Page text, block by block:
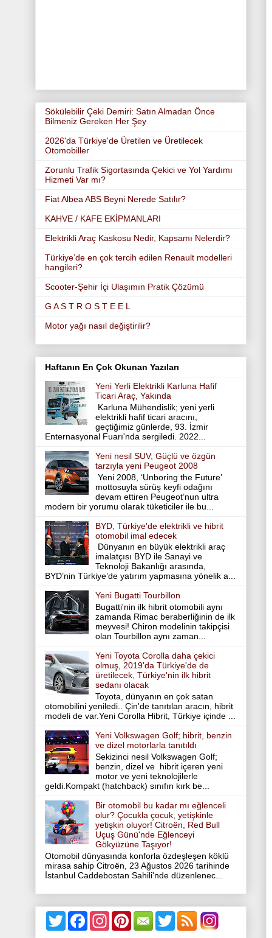
Sökülebilir Çeki Demiri: Satın Almadan Önce
Bilmeniz Gereken Her Şey
2026'da Türkiye'de Üretilen ve Üretilecek
Otomobiller
Zorunlu Trafik Sigortasında Çekici ve Yol Yardımı
Hizmeti Var mı?
Fiat Albea ABS Beyni Nerede Satılır?
KAHVE / KAFE EKİPMANLARI
Elektrikli Araç Kaskosu Nedir, Kapsamı Nelerdir?
Türkiye’de en çok tercih edilen Renault modelleri
hangileri?
Scooter-Şehir İçi Ulaşımın Pratik Çözümü
G A S T R O S T E E L
Motor yağı nasıl değiştirilir?
Haftanın En Çok Okunan Yazıları
Yeni Yerli Elektrikli Karluna Hafif
Ticari Araç, Yakında
Karluna Mühendislik; yeni yerli
elektrikli hafif ticari aracını,
geçtiğimiz günlerde, 93. İzmir
Enternasyonal Fuarı'nda sergiledi. 2022...
Yeni nesil SUV; Güçlü ve özgün
tarzıyla yeni Peugeot 2008
Yeni 2008, ‘Unboring the Future’
mottosuyla sürüş keyfi odağını
devam ettiren Peugeot’nun ultra
modern bir yorumu olarak tüketiciler ile bu...
BYD, Türkiye'de elektrikli ve hibrit
otomobil imal edecek
Dünyanın en büyük elektrikli araç
imalatçısı BYD ile Sanayi ve
Teknoloji Bakanlığı arasında,
BYD’nin Türkiye’de yatırım yapmasına yönelik a...
Yeni Bugatti Tourbillon
Bugatti'nin ilk hibrit otomobili aynı
zamanda Rimac beraberliğinin de ilk
meyvesi! Chiron modelinin takipçisi
olan Tourbillon aynı zaman...
Yeni Toyota Corolla daha çekici
olmuş, 2019'da Türkiye'de de
üretilecek, Türkiye'nin ilk hibrit
sedanı olacak
Toyota, dünyanın en çok satan
otomobilini yeniledi.. Çin'de tanıtılan aracın, hibrit
modeli de var.Yeni Corolla Hibrit, Türkiye içinde ...
Yeni Volkswagen Golf; hibrit, benzin
ve dizel motorlarla tanıtıldı
Sekizinci nesil Volkswagen Golf;
benzin, dizel ve hibrit içeren yeni
motor ve yeni teknolojilerle
geldi.Kompakt (hatchback) sınıfın kırk be...
Bir otomobil bu kadar mı eğlenceli
olur? Çocukla çocuk, yetişkinle
yetişkin oluyor! Citroën, Red Bull
Uçuş Günü'nde Eğlenceyi
Gökyüzüne Taşıyor!
Otomobil dünyasında konforla özdeşleşen köklü
mirasa sahip Citroën, 23 Ağustos 2026 tarihinde
İstanbul Caddebostan Sahili'nde düzenlenec...
T
w
F
P
T